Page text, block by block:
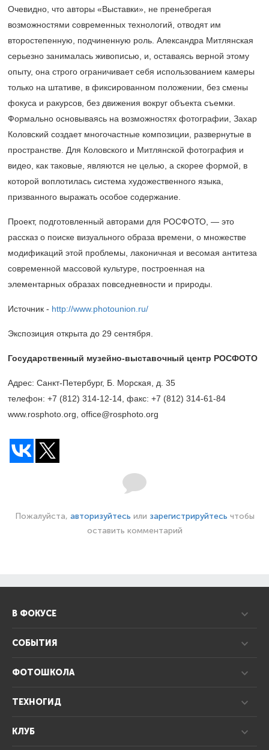
Очевидно, что авторы «Выставки», не пренебрегая
возможностями современных технологий, отводят им
второстепенную, подчиненную роль. Александра Митлянская
серьезно занималась живописью, и, оставаясь верной этому
опыту, она строго ограничивает себя использованием камеры
только на штативе, в фиксированном положении, без смены
фокуса и ракурсов, без движения вокруг объекта съемки.
Формально основываясь на возможностях фотографии, Захар
Коловский создает многочастные композиции, развернутые в
пространстве. Для Коловского и Митлянской фотография и
видео, как таковые, являются не целью, а скорее формой, в
которой воплотилась система художественного языка,
призванного выражать особое содержание.
Проект, подготовленный авторами для РОСФОТО, — это
рассказ о поиске визуального образа времени, о множестве
модификаций этой проблемы, лаконичная и весомая антитеза
современной массовой культуре, построенная на
элементарных образах повседневности и природы.
Источник - http://www.photounion.ru/
Экспозиция открыта до 29 сентября.
Государственный музейно-выставочный центр РОСФОТО
Адрес: Санкт-Петербург, Б. Морская, д. 35
телефон: +7 (812) 314-12-14, факс: +7 (812) 314-61-84
www.rosphoto.org, office@rosphoto.org
Пожалуйста, авторизуйтесь или зарегистрируйтесь чтобы
оставить комментарий
В ФОКУСЕ
СОБЫТИЯ
ФОТОШКОЛА
ТЕХНОГИД
КЛУБ